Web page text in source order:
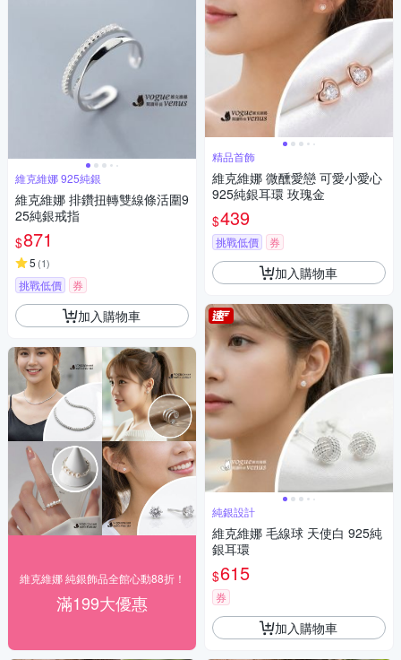
維克維娜 925純銀
維克維娜 排鑽扭轉雙線條活圍9
25純銀戒指
$871
5 (1)
挑戰低價 券
加入購物車
維克維娜 純銀飾品全館心動88折！
滿199大優惠
精品首飾
維克維娜 微醺愛戀 可愛小愛心
925純銀耳環 玫瑰金
$439
挑戰低價 券
加入購物車
純銀設計
維克維娜 毛線球 天使白 925純
銀耳環
$615
券
加入購物車